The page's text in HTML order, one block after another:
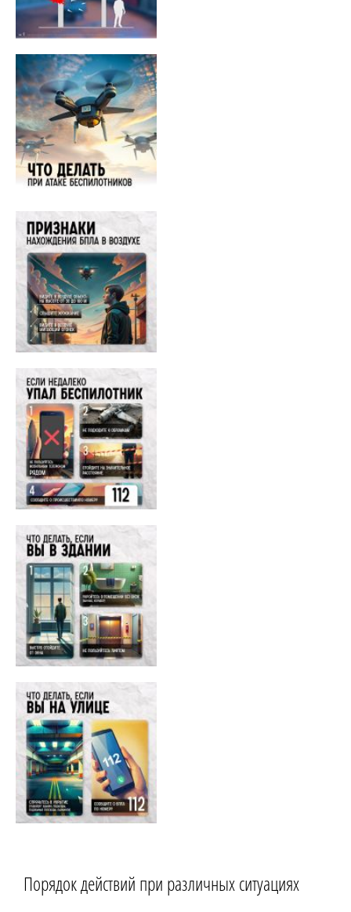
Порядок действий при различных ситуациях